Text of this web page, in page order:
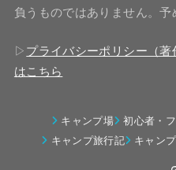
負うものではありません。予
▷ プライバシーポリシー（著
はこちら
キャンプ場
初心者・
キャンプ旅行記
キャン